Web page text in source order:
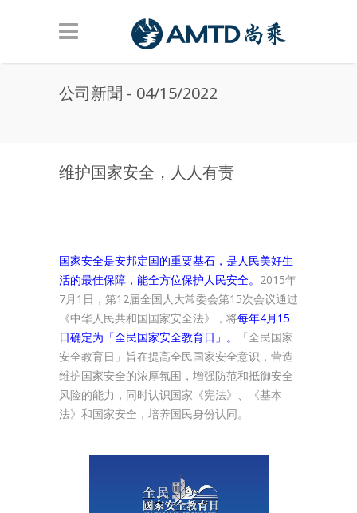
公司新聞 - 04/15/2022
维护国家安全，人人有责
国家安全是安邦定国的重要基石，是人民美好生
活的最佳保障，能全方位保护人民安全。 2015年
7月1日，第12届全国人大常委会第15次会议通过
《中华人民共和国国家安全法》，将每年4月15
日确定为「全民国家安全教育日」。
「全民国家
安全教育日」旨在提高全民国家安全意识，营造
维护国家安全的浓厚氛围，增强防范和抵御安全
风险的能力，同时认识国家《宪法》、《基本
法》和国家安全，培养国民身份认同。